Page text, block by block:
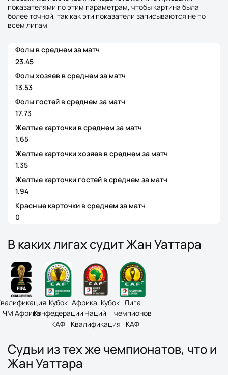
показателями по этим параметрам, чтобы картина была
более точной, так как эти показатели записываются не по
всем лигам
Фолы в среднем за матч
23.45
Фолы хозяев в среднем за матч
13.53
Фолы гостей в среднем за матч
17.73
Желтые карточки в среднем за матч
1.65
Желтые карточки хозяев в среднем за матч
1.35
Желтые карточки гостей в среднем за матч
1.94
Красные карточки в среднем за матч
0
В каких лигах судит Жан Уаттара
ЧМ Африка
Кубок
Конфедерации
КАФ
Африка. Кубок
Наций
Квалификация
Лига
чемпионов
КАФ
Судьи из тех же чемпионатов, что и
Жан Уаттара